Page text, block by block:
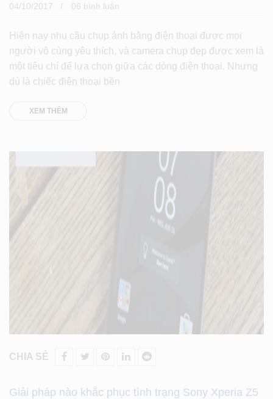
04/10/2017 06 bình luân
Hiện nay nhu cầu chụp ảnh bằng điện thoại được mọi
người vô cùng yêu thích, và camera chụp đẹp được xem là
một tiêu chí để lựa chọn giữa các dòng điện thoại. Nhưng
dù là chiếc điện thoại bền
XEM THÊM
CHIA SẺ
Giải pháp nào khắc phục tình trạng Sony Xperia Z5